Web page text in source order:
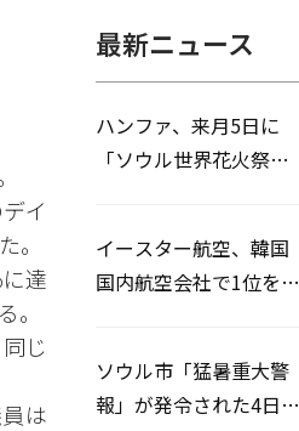
イ
。
達
じ
は
最新ニュース
ハンファ、来月5日に
「ソウル世界花火祭り
イースター航空、韓国
国内航空会社で1位を記
ソウル市「猛暑重大警
報」が発令された4日、